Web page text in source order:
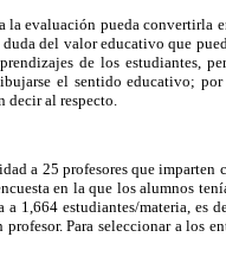
la evaluación pueda
duda del valor educativo que
de los estudiantes,
el sentido educativo;
al respecto.
a 25 profesores que imparten
en la que los alumnos
a 1,664 estudiantes/materia,
Para seleccionar a los